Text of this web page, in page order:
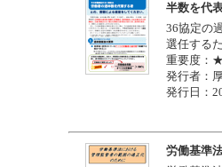
半数を代
36協定の
選任する
重要度
発行者：
発行日：
労働基準